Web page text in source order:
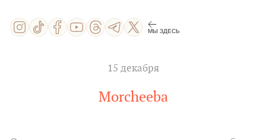
МЫ ЗДЕСЬ
15 декабря
Morcheeba